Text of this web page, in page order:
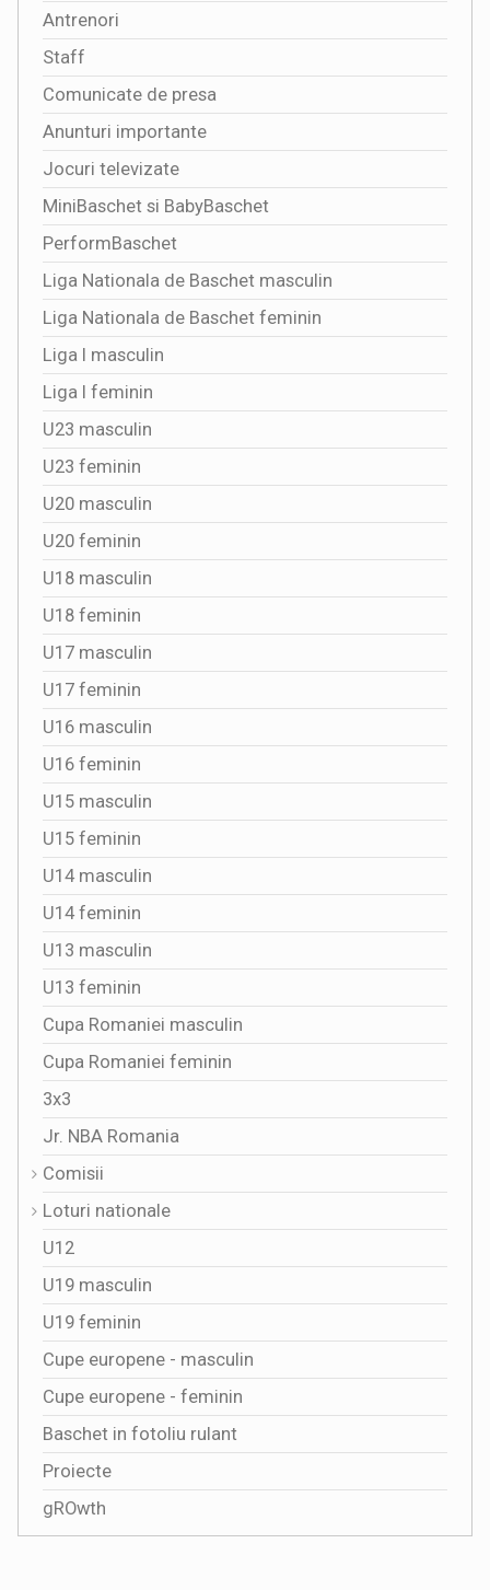
Antrenori
Staff
Comunicate de presa
Anunturi importante
Jocuri televizate
MiniBaschet si BabyBaschet
PerformBaschet
Liga Nationala de Baschet masculin
Liga Nationala de Baschet feminin
Liga I masculin
Liga I feminin
U23 masculin
U23 feminin
U20 masculin
U20 feminin
U18 masculin
U18 feminin
U17 masculin
U17 feminin
U16 masculin
U16 feminin
U15 masculin
U15 feminin
U14 masculin
U14 feminin
U13 masculin
U13 feminin
Cupa Romaniei masculin
Cupa Romaniei feminin
3x3
Jr. NBA Romania
Comisii
Loturi nationale
U12
U19 masculin
U19 feminin
Cupe europene - masculin
Cupe europene - feminin
Baschet in fotoliu rulant
Proiecte
gROwth